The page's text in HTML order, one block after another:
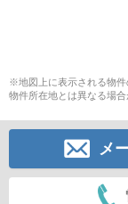
※地図上に表示される物件
物件所在地とは異なる場合
メ